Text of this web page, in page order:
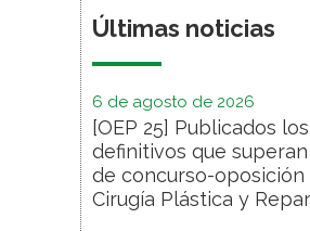
Últimas noticias
6 de agosto de 2026
[OEP 25] Publicados
definitivos que
de concurso-oposición
Cirugía Plástica y